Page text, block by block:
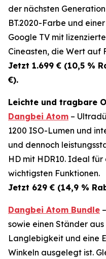
der nächsten
BT.2020-Farbe und
Google TV mit
Cineasten, die Wert auf
Jetzt 1.699 € (10,5 %
€).
Leichte und tragbare
Dangbei Atom –
1200 ISO-Lumen und
und dennoch
HD mit HDR10. Ideal
wichtigsten Funktionen.
Jetzt 629 € (14,9 %
Dangbei Atom Bundle
sowie einen Ständer
Langlebigkeit und eine
Winkeln ausgelegt ist.